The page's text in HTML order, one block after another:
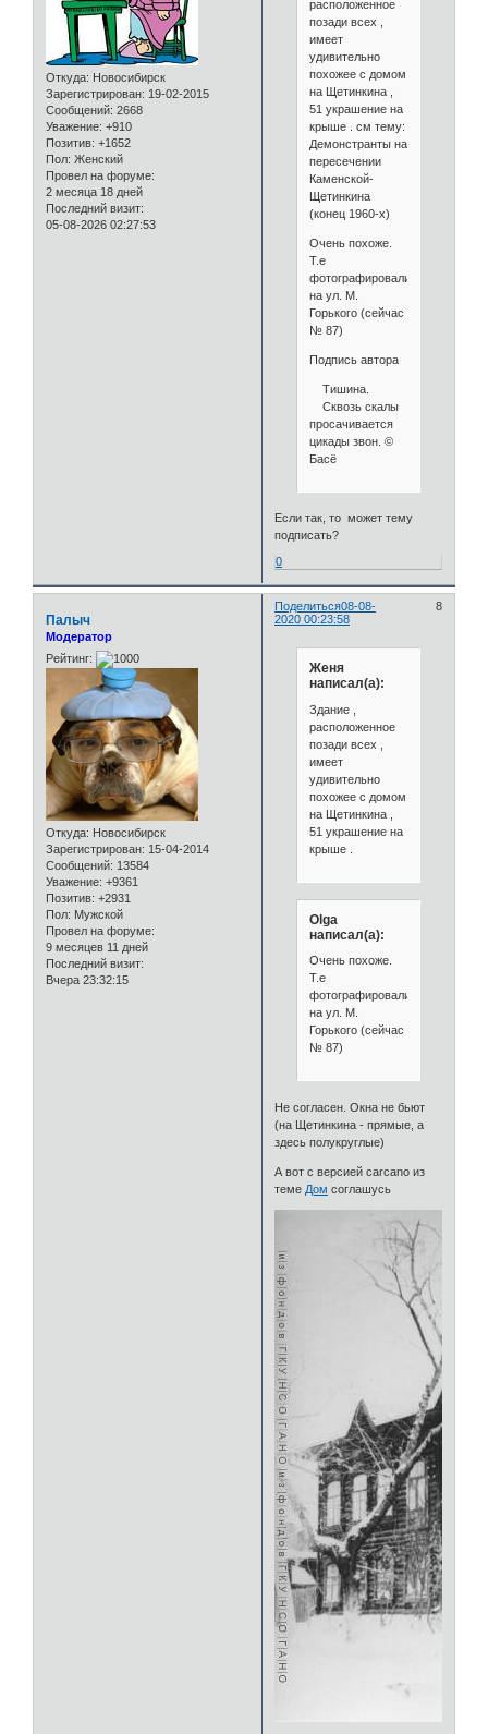
Откуда: Новосибирск
Зарегистрирован: 19-02-2015
Сообщений: 2668
Уважение: +910
Позитив: +1652
Пол: Женский
Провел на форуме:
2 месяца 18 дней
Последний визит:
05-08-2026 02:27:53
расположенное
позади всех ,
имеет
удивительно
похожее с домом
на Щетинкина ,
51 украшение на
крыше . см тему:
Демонстранты на
пересечении
Каменской-
Щетинкина
(конец 1960-х)
Очень похоже.
Т.е
фотографировались
на ул. М.
Горького (сейчас
№ 87)
Подпись автора
Тишина.
Сквозь скалы
просачивается
цикады звон. ©
Басё
Если так, то может тему
подписать?
0
Поделиться 8
08-08-
2020 00:23:58
Палыч
Модератор
Рейтинг:
Откуда: Новосибирск
Зарегистрирован: 15-04-2014
Сообщений: 13584
Уважение: +9361
Позитив: +2931
Пол: Мужской
Провел на форуме:
9 месяцев 11 дней
Последний визит:
Вчера 23:32:15
Женя
написал(а):
Здание ,
расположенное
позади всех ,
имеет
удивительно
похожее с домом
на Щетинкина ,
51 украшение на
крыше .
Olga
написал(а):
Очень похоже.
Т.е
фотографировались
на ул. М.
Горького (сейчас
№ 87)
Не согласен. Окна не бьют
(на Щетинкина - прямые, а
здесь полукруглые)
А вот с версией carcano из
теме Дом соглашусь